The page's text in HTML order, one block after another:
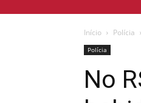
Início Polícia
Polícia
No